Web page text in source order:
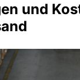
und